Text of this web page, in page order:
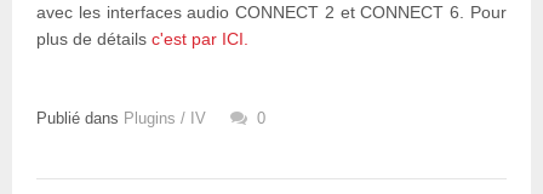
avec les interfaces audio CONNECT 2 et CONNECT 6. Pour
plus de détails c'est par ICI.
Publié dans Plugins / IV 0